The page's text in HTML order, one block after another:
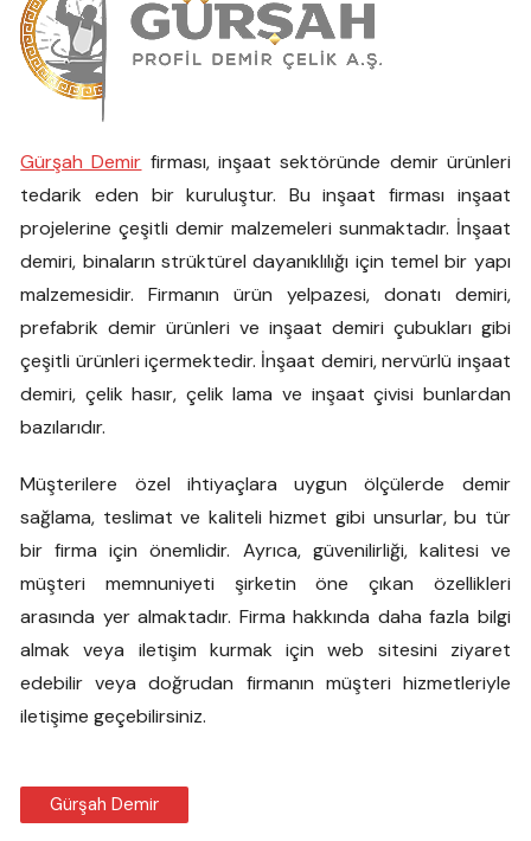
Gürşah Demir firması, inşaat sektöründe demir ürünleri
tedarik eden bir kuruluştur. Bu inşaat firması inşaat
projelerine çeşitli demir malzemeleri sunmaktadır. İnşaat
demiri, binaların strüktürel dayanıklılığı için temel bir yapı
malzemesidir. Firmanın ürün yelpazesi, donatı demiri,
prefabrik demir ürünleri ve inşaat demiri çubukları gibi
çeşitli ürünleri içermektedir. İnşaat demiri, nervürlü inşaat
demiri, çelik hasır, çelik lama ve inşaat çivisi bunlardan
bazılarıdır.
Müşterilere özel ihtiyaçlara uygun ölçülerde demir
sağlama, teslimat ve kaliteli hizmet gibi unsurlar, bu tür
bir firma için önemlidir. Ayrıca, güvenilirliği, kalitesi ve
müşteri memnuniyeti şirketin öne çıkan özellikleri
arasında yer almaktadır. Firma hakkında daha fazla bilgi
almak veya iletişim kurmak için web sitesini ziyaret
edebilir veya doğrudan firmanın müşteri hizmetleriyle
iletişime geçebilirsiniz.
Gürşah Demir